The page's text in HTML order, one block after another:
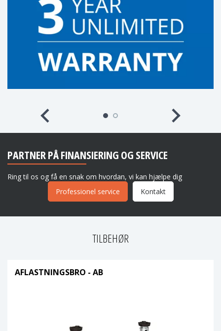
PARTNER PÅ FINANSIERING OG SERVICE
Ring til os og få en snak om hvordan, vi kan hjælpe dig
Professionel service
Kontakt
TILBEHØR
AFLASTNINGSBRO - AB